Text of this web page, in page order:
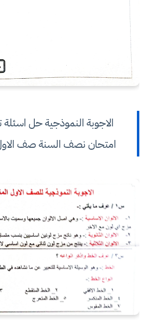
الاجوبة النموذجية حل اسئلة
امتحان نصف السنة صف